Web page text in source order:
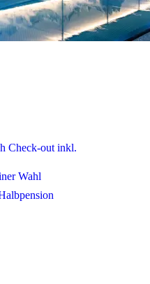
Check-out inkl.
Wahl